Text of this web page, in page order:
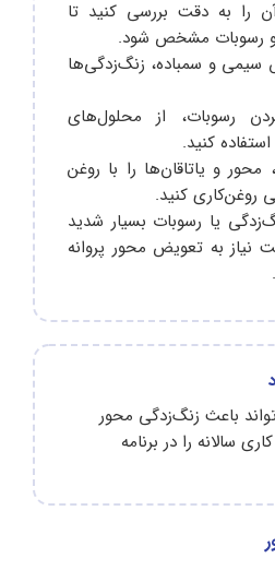
را به دقت بررسی کنید تا
و رسوبات مشخص شود.
سیمی و سمباده، زنگ‌زدگی‌ها
رسوبات، از محلول‌های
کنید.
محور و یاتاقان‌ها را با روغن
کنید.
یا رسوبات بسیار شدید
نیاز به تعویض محور پروانه
باعث زنگ‌زدگی محور
سالانه را در برنامه